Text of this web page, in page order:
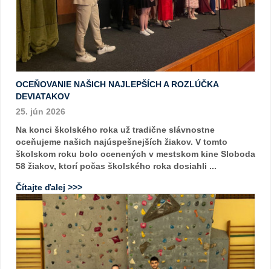
OCEŇOVANIE NAŠICH NAJLEPŠÍCH A ROZLÚČKA
DEVIATAKOV
25. jún 2026
Na konci školského roka už tradične slávnostne
oceňujeme našich najúspešnejších žiakov. V tomto
školskom roku bolo ocenených v mestskom kine Sloboda
58 žiakov, ktorí počas školského roka dosiahli ...
Čítajte ďalej >>>